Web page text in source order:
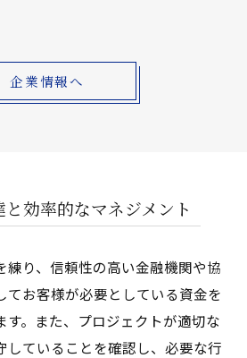
企業情報へ
効率的なマネジメント
練り、信頼性の高い金融機関や協
てお客様が必要としている資金を
す。また、プロジェクトが適切な
していることを確認し、必要な行